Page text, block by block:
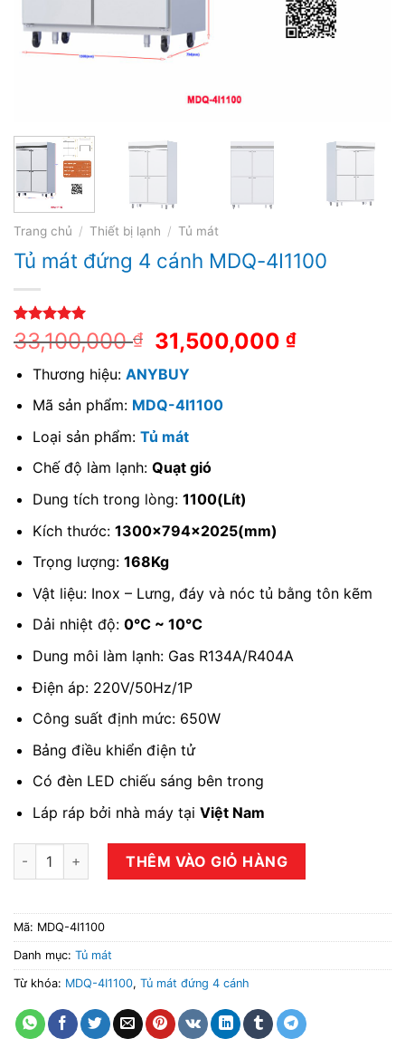
Trang chủ / Thiết bị lạnh / Tủ mát
Tủ mát đứng 4 cánh MDQ-4I1100
5.00 trên 5
dựa trên
1
33,100,000₫ 31,500,000₫
Thương hiệu: ANYBUY
Mã sản phẩm: MDQ-4I1100
Loại sản phẩm: Tủ mát
Chế độ làm lạnh: Quạt gió
Dung tích trong lòng: 1100(Lít)
Kích thước: 1300x794x2025(mm)
Trọng lượng: 168Kg
Vật liệu: Inox – Lưng, đáy và nóc tủ bằng tôn kẽm
Dải nhiệt độ: 0℃ ~ 10℃
Dung môi làm lạnh: Gas R134A/R404A
Điện áp: 220V/50Hz/1P
Công suất định mức: 650W
Bảng điều khiển điện tử
Có đèn LED chiếu sáng bên trong
Láp ráp bởi nhà máy tại Việt Nam
Tủ mát đứng 4 cánh MDQ-4I1100 số lượng
THÊM VÀO GIỎ HÀNG
Mã: MDQ-4I1100
Danh mục: Tủ mát
Từ khóa: MDQ-4I1100, Tủ mát đứng 4 cánh